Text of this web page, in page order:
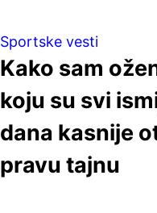
Sportske vesti
Kako sam
koju su svi
dana kasnije
pravu tajnu